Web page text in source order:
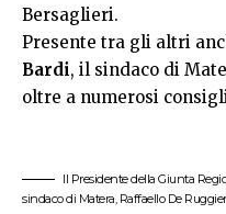
Bersaglieri.
Presente tra gli altri
Bardi, il sindaco di
oltre a numerosi
Il Presidente della Giunta
sindaco di Matera, Raffaello De